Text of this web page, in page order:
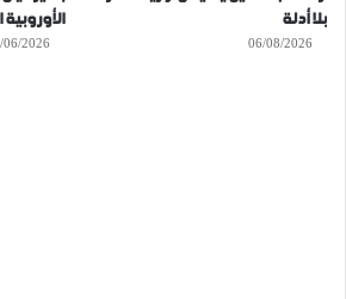
بلا أدلة
06/08/2026
2026